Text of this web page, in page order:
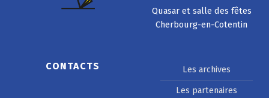
Quasar et salle des fêtes
Cherbourg-en-Cotentin
CONTACTS
Les archives
Les partenaires